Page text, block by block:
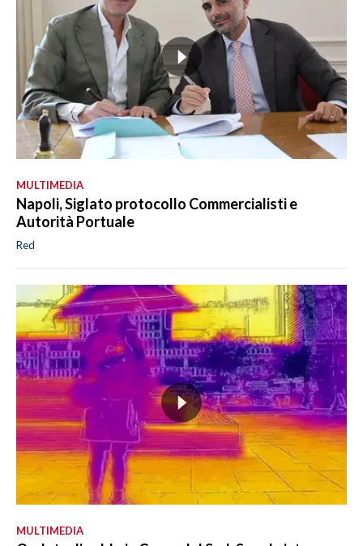
MULTIMEDIA
Napoli, Siglato protocollo Commercialisti e
Autorità Portuale
Red
MULTIMEDIA